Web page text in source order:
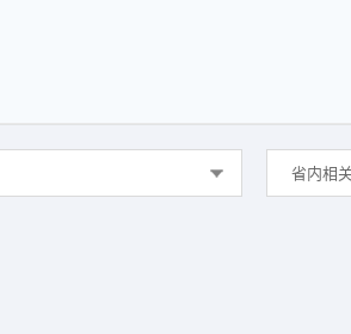
省内相